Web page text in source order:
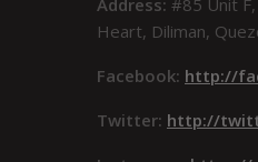
Heart, Diliman,
Facebook: http://
Twitter: http://